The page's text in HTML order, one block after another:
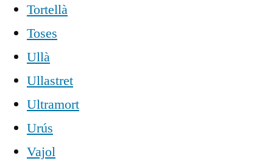
Tortellà
Toses
Ullà
Ullastret
Ultramort
Urús
Vajol